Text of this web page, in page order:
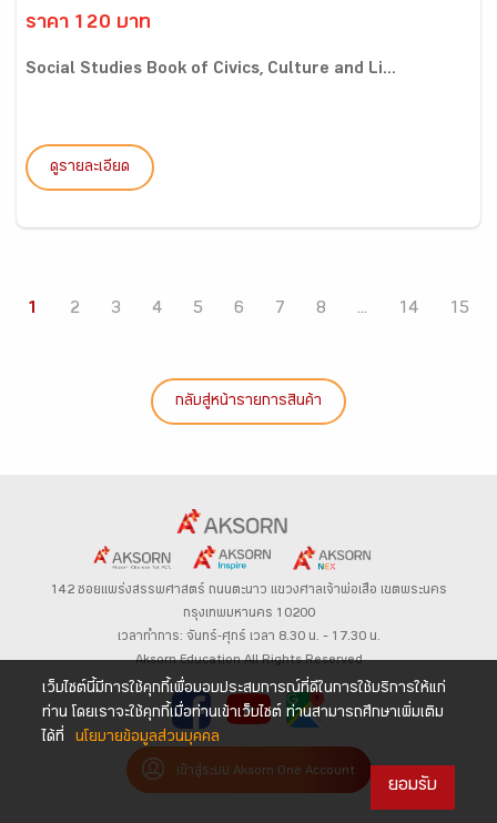
ราคา 120 บาท
Social Studies Book of Civics, Culture and Li...
ดูรายละเอียด
1 2 3 4 5 6 7 8 ... 14 15
กลับสู่หน้ารายการสินค้า
142 ซอยแพร่งสรรพศาสตร์ ถนนตะนาว แขวงศาลเจ้าพ่อเสือ เขตพระนคร
กรุงเทพมหานคร 10200
เวลาทำการ: จันทร์-ศุกร์ เวลา 8.30 น. – 17.30 น.
Aksorn Education All Rights Reserved
เข้าสู่ระบบ Aksorn One Account
เว็บไซต์นี้มีการใช้คุกกี้เพื่อมอบประสบการณ์ที่ดีในการใช้บริการให้แก่
ท่าน โดยเราจะใช้คุกกี้เมื่อท่านเข้าเว็บไซต์ ท่านสามารถศึกษาเพิ่มเติม
ได้ที่
นโยบายข้อมูลส่วนบุคคล
ยอมรับ